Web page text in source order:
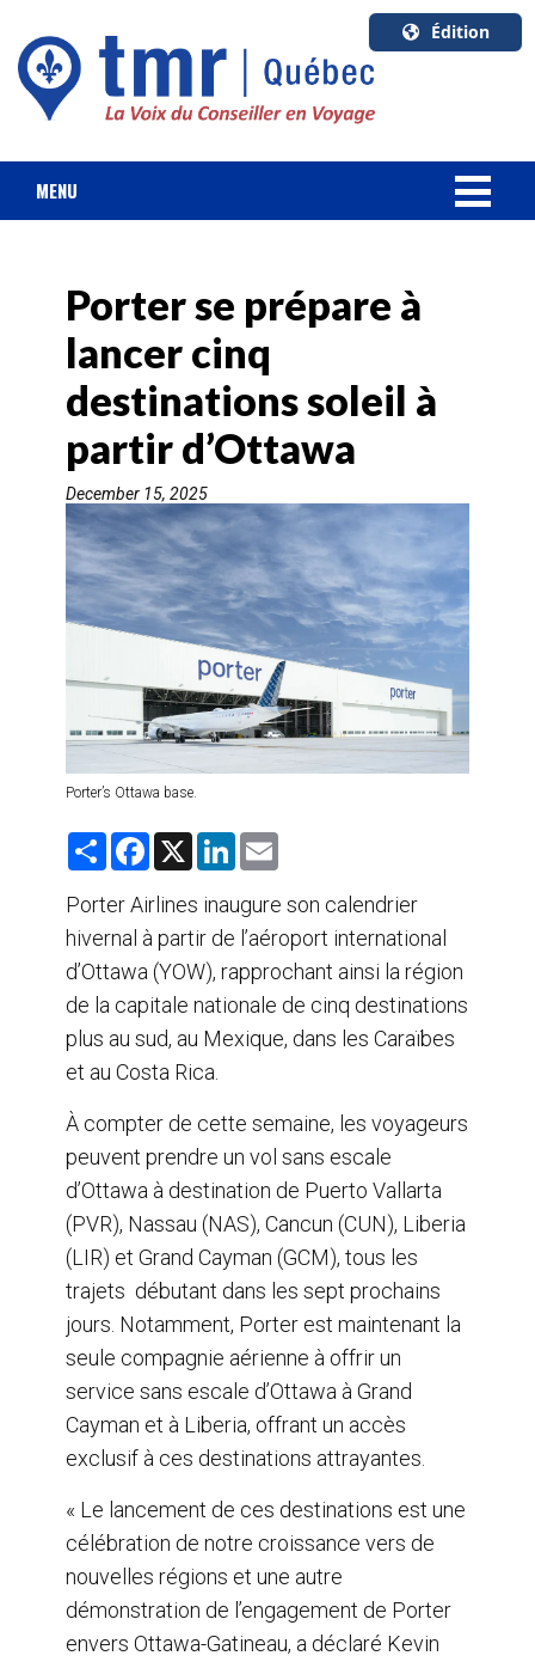
Édition
U.S.A.
English
Canada
Français
MENU
FORFAIT VACANCES
CROISIÈRES
HOTELS & RESORTS
DESTINATIONS
AGENTS DE VOYAGE
FORMATION & RESSOURCES
Porter se prépare à
lancer cinq
destinations soleil à
partir d’Ottawa
December 15, 2025
Porter’s Ottawa base.
S
r
e
F
e
b
o
o
k
X
L
k
e
d
n
i
l
Porter Airlines inaugure son calendrier
hivernal à partir de l’aéroport international
d’Ottawa (YOW), rapprochant ainsi la région
de la capitale nationale de cinq destinations
plus au sud, au Mexique, dans les Caraïbes
et au Costa Rica.
À compter de cette semaine, les voyageurs
peuvent prendre un vol sans escale
d’Ottawa à destination de Puerto Vallarta
(PVR), Nassau (NAS), Cancun (CUN), Liberia
(LIR) et Grand Cayman (GCM), tous les
trajets débutant dans les sept prochains
jours. Notamment, Porter est maintenant la
seule compagnie aérienne à offrir un
service sans escale d’Ottawa à Grand
Cayman et à Liberia, offrant un accès
exclusif à ces destinations attrayantes.
« Le lancement de ces destinations est une
célébration de notre croissance vers de
nouvelles régions et une autre
démonstration de l’engagement de Porter
envers Ottawa-Gatineau, a déclaré Kevin